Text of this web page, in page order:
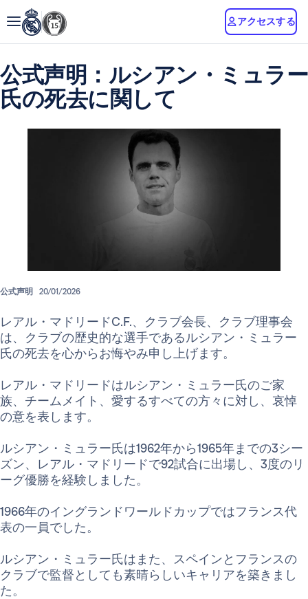
アクセスする
公式声明：ルシアン・ミュラー
氏の死去に関して
公式声明 20/01/2026
レアル・マドリードC.F.、クラブ会長、クラブ理事会
は、クラブの歴史的な選手であるルシアン・ミュラー
氏の死去を心からお悔やみ申し上げます。
レアル・マドリードはルシアン・ミュラー氏のご家
族、チームメイト、愛するすべての方々に対し、哀悼
の意を表します。
ルシアン・ミュラー氏は1962年から1965年までの3シー
ズン、レアル・マドリードで92試合に出場し、3度のリ
ーグ優勝を経験しました。
1966年のイングランドワールドカップではフランス代
表の一員でした。
ルシアン・ミュラー氏はまた、スペインとフランスの
クラブで監督としても素晴らしいキャリアを築きまし
た。